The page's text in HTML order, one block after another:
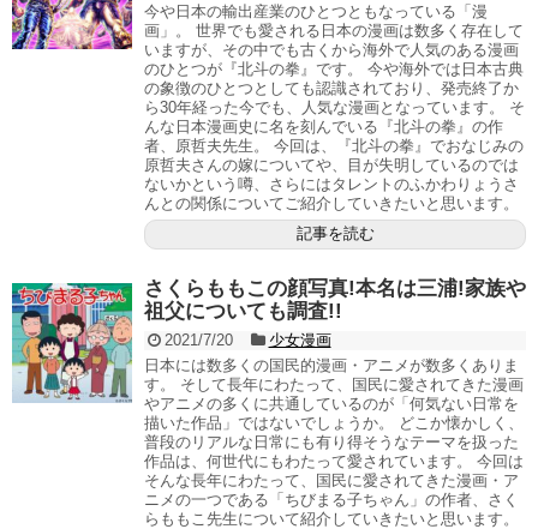
今や日本の輸出産業のひとつともなっている「漫
画」。 世界でも愛される日本の漫画は数多く存在して
いますが、その中でも古くから海外で人気のある漫画
のひとつが『北斗の拳』です。 今や海外では日本古典
の象徴のひとつとしても認識されており、発売終了か
ら30年経った今でも、人気な漫画となっています。 そ
んな日本漫画史に名を刻んでいる『北斗の拳』の作
者、原哲夫先生。 今回は、『北斗の拳』でおなじみの
原哲夫さんの嫁についてや、目が失明しているのでは
ないかという噂、さらにはタレントのふかわりょうさ
んとの関係についてご紹介していきたいと思います。
記事を読む
さくらももこの顔写真!本名は三浦!家族や
祖父についても調査!!
2021/7/20
少女漫画
日本には数多くの国民的漫画・アニメが数多くありま
す。 そして長年にわたって、国民に愛されてきた漫画
やアニメの多くに共通しているのが「何気ない日常を
描いた作品」ではないでしょうか。 どこか懐かしく、
普段のリアルな日常にも有り得そうなテーマを扱った
作品は、何世代にもわたって愛されています。 今回は
そんな長年にわたって、国民に愛されてきた漫画・ア
ニメの一つである「ちびまる子ちゃん」の作者、さく
らももこ先生について紹介していきたいと思います。